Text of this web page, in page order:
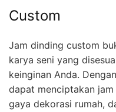
Custom
Jam dinding custom
karya seni yang
keinginan Anda.
dapat menciptakan
gaya dekorasi rumah,